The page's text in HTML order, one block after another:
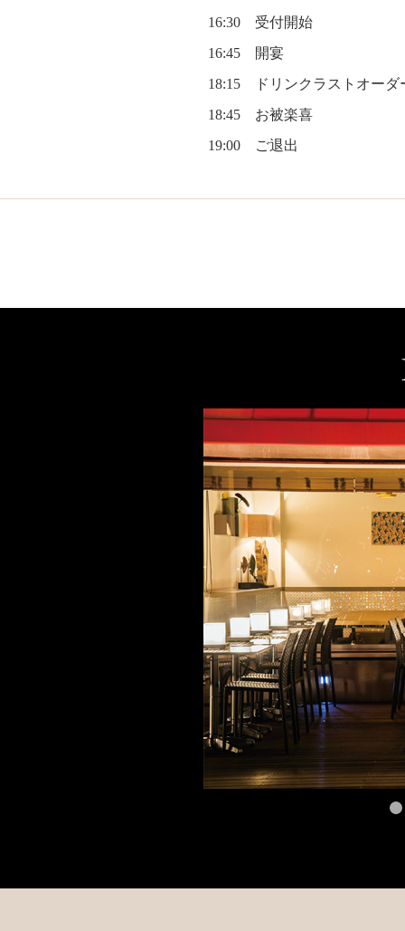
16:30 受付開始
16:45 開宴
18:15 ドリンクラストオーダ
18:45 お被楽喜
19:00 ご退出